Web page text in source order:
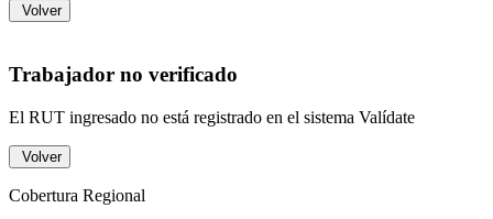
Volver
Trabajador no verificado
El RUT ingresado no está registrado en el sistema Valídate
Volver
Cobertura Regional